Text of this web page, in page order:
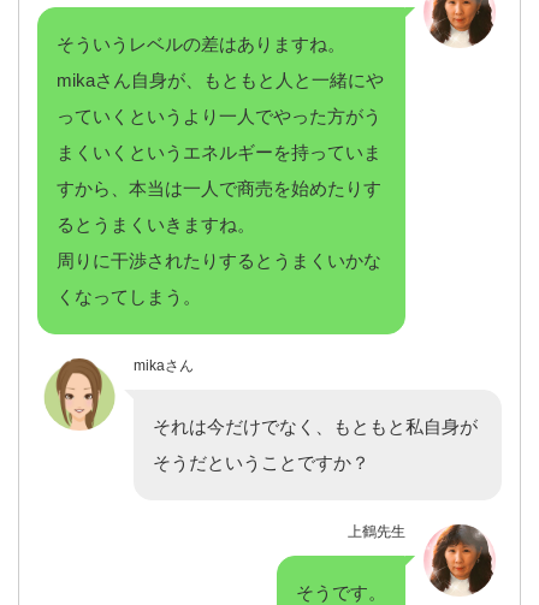
そういうレベルの差はありますね。
mikaさん自身が、もともと人と一緒にや
っていくというより一人でやった方がう
まくいくというエネルギーを持っていま
すから、本当は一人で商売を始めたりす
るとうまくいきますね。
周りに干渉されたりするとうまくいかな
くなってしまう。
mikaさん
それは今だけでなく、もともと私自身が
そうだということですか？
上鶴先生
そうです。